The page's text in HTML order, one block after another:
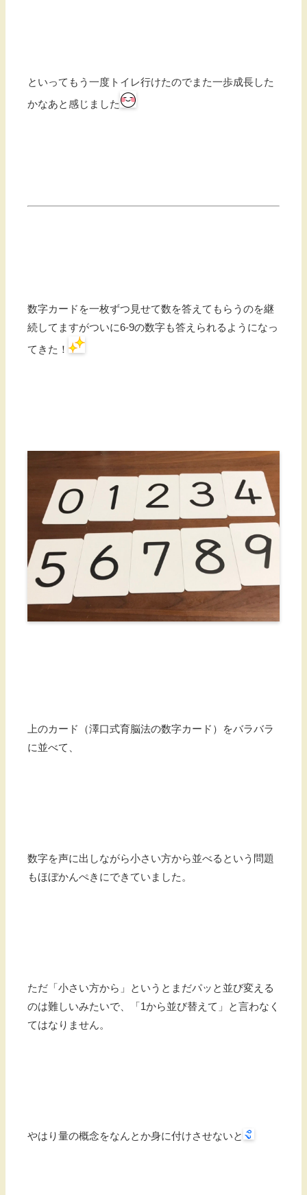
といってもう一度トイレ行けたのでまた一歩成長した
かなあと感じました
数字カードを一枚ずつ見せて数を答えてもらうのを継
続してますがついに6-9の数字も答えられるようになっ
てきた！
上のカード（澤口式育脳法の数字カード）をバラバラ
に並べて、
数字を声に出しながら小さい方から並べるという問題
もほぼかんぺきにできていました。
ただ「小さい方から」というとまだパッと並び変える
のは難しいみたいで、「1から並び替えて」と言わなく
てはなりません。
やはり量の概念をなんとか身に付けさせないと